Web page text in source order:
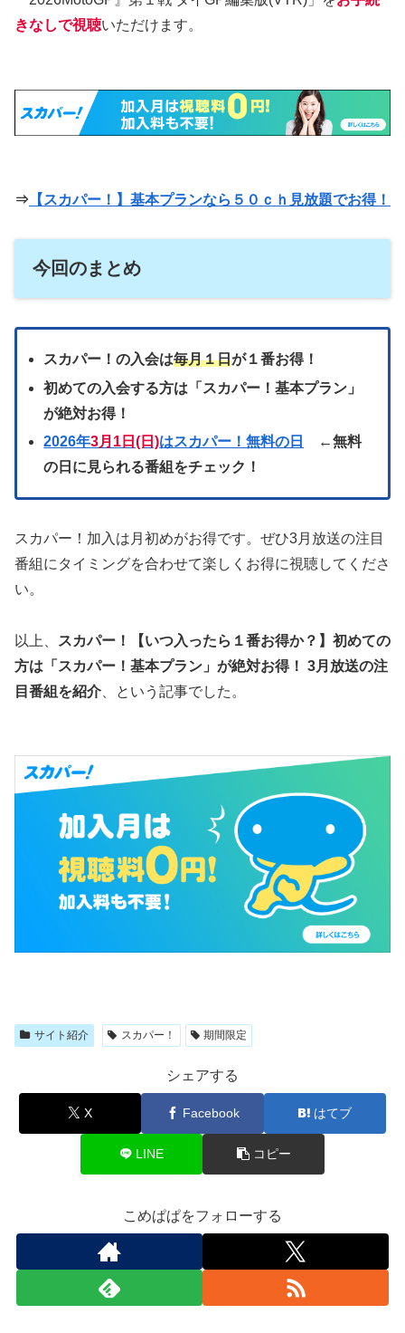
きなしで視聴いただけます。
⇒ 【スカパー！】基本プランなら５０ｃｈ見放題でお得！
今回のまとめ
スカパー！の入会は毎月１日が１番お得！
初めての入会する方は「スカパー！基本プラン」
が絶対お得！
2026年3月1日(日)はスカパー！無料の日
←無料
の日に見られる番組をチェック！
スカパー！加入は月初めがお得です。ぜひ3月放送の注目
番組にタイミングを合わせて楽しくお得に視聴してくださ
い。
以上、
スカパー！【いつ入ったら１番お得か？】初めての
方は「スカパー！基本プラン」が絶対お得！ 3月放送の注
目番組を紹介 、という記事でした。
サイト紹介 スカパー！ 期間限定
シェアする
X Facebook はてブ
LINE コピー
こめぱぱをフォローする